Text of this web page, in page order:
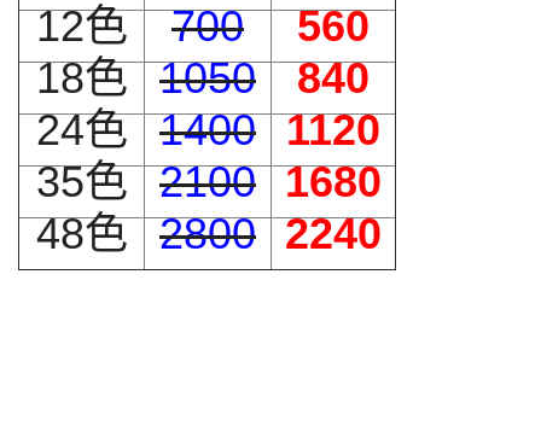
12色
700
560
18色
1050
840
24色
1400
1120
35色
2100 1680
48色
2800 2240